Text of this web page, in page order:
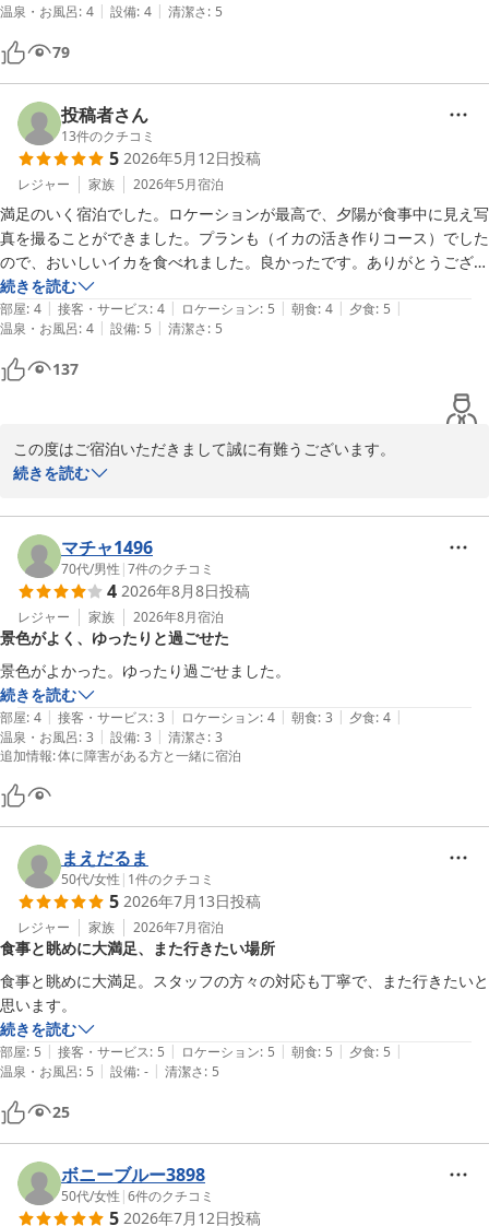
い日に再訪したいと思います。
温泉・お風呂: 4 | 設備: 4 | 清潔さ: 5
79
投稿者さん
13件のクチコミ
5 2026年5月12日投稿
レジャー 家族 2026年5月宿泊
満足のいく宿泊でした。ロケーションが最高で、夕陽が食事中に見え写
真を撮ることができました。プランも（イカの活き作りコース）でした
ので、おいしいイカを食べれました。良かったです。ありがとうござい
続きを読む
部屋: 4 | 接客・サービス: 4 | ロケーション: 5 | 朝食: 4 | 夕食: 5 |
温泉・お風呂: 4 | 設備: 5 | 清潔さ: 5
137
この度はご宿泊いただきまして誠に有難うございます。
お食事にご満足いただけたようでなによりでございます。
ご感想いただきましてありがとうございます。
鎮西町国民宿舎 波戸岬
2026-06-02
続きを読む
マチャ1496
70代/男性 |7件のクチコミ
4 2026年8月8日投稿
レジャー 家族 2026年8月宿泊
景色がよく、ゆったりと過ごせた
続きを読む
部屋: 4 | 接客・サービス: 3 | ロケーション: 4 | 朝食: 3 | 夕食: 4 |
温泉・お風呂: 3 | 設備: 3 | 清潔さ: 3
追加情報:体に障害がある方と一緒に宿泊
まえだるま
50代/女性 | 1件のクチコミ
5 2026年7月13日投稿
レジャー 家族 2026年7月宿泊
食事と眺めに大満足、また行きたい場所
食事と眺めに大満足。スタッフの方々の対応も丁寧で、また行きたいと
思います。
続きを読む
部屋: 5 | 接客・サービス: 5 | ロケーション: 5 | 朝食: 5 | 夕食: 5 |
温泉・お風呂: 5 | 設備: - | 清潔さ: 5
25
ボニーブルー3898
50代/女性 |6件のクチコミ
5 2026年7月12日投稿